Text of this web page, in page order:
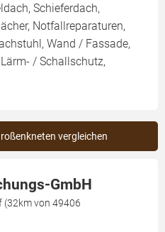
Schieferdach,
Notfallreparaturen,
Wand / Fassade,
/ Schallschutz,
vergleichen
GmbH
(32km von 49406